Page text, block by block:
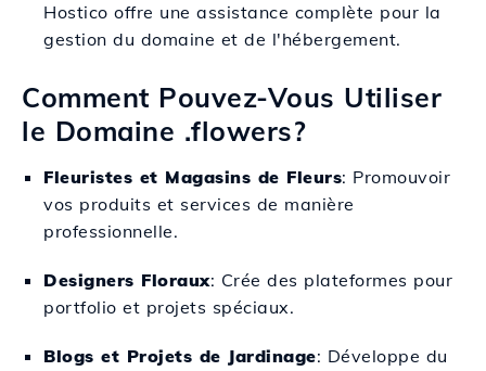
Hostico offre une assistance complète pour la
gestion du domaine et de l'hébergement.
Comment Pouvez-Vous Utiliser
le Domaine .flowers?
Fleuristes et Magasins de Fleurs: Promouvoir
vos produits et services de manière
professionnelle.
Designers Floraux: Crée des plateformes pour
portfolio et projets spéciaux.
Blogs et Projets de Jardinage: Développe du